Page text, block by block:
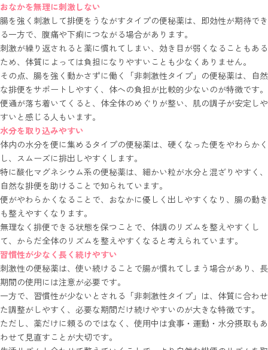
おなかを無理に刺激しない
腸を強く刺激して排便をうながすタイプの便秘薬は、即効性が期待でき
る一方で、腹痛や下痢につながる場合があります。
刺激が繰り返されると薬に慣れてしまい、効き目が弱くなることもある
ため、体質によっては負担になりやすいことも少なくありません。
その点、腸を強く動かさずに働く「非刺激性タイプ」の便秘薬は、自然
な排便をサポートしやすく、体への負担が比較的少ないのが特徴です。
便通が落ち着いてくると、体全体のめぐりが整い、肌の調子が安定しや
すいと感じる人もいます。
水分を取り込みやすい
体内の水分を便に集めるタイプの便秘薬は、硬くなった便をやわらかく
し、スムーズに排出しやすくします。
特に酸化マグネシウム系の便秘薬は、細かい粒が水分と混ざりやすく、
自然な排便を助けることで知られています。
便がやわらかくなることで、おなかに優しく出しやすくなり、腸の動き
も整えやすくなります。
無理なく排便できる状態を保つことで、体調のリズムを整えやすくし
て、からだ全体のリズムを整えやすくなると考えられています。
習慣性が少なく長く続けやすい
刺激性の便秘薬は、使い続けることで腸が慣れてしまう場合があり、長
期間の使用には注意が必要です。
一方で、習慣性が少ないとされる「非刺激性タイプ」は、体質に合わせ
た調整がしやすく、必要な期間だけ続けやすいのが大きな特徴です。
ただし、薬だけに頼るのではなく、使用中は食事・運動・水分摂取もあ
わせて見直すことが大切です。